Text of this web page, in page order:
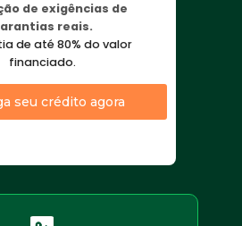
de exigências de
reais.
de até 80% do valor
financiado.
seu crédito agora